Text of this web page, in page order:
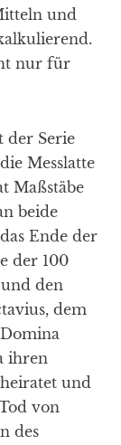
und
nur für
der Serie
Messlatte
Maßstäbe
beide
Ende der
der 100
den
dem
ihren
heiratet und
von
des